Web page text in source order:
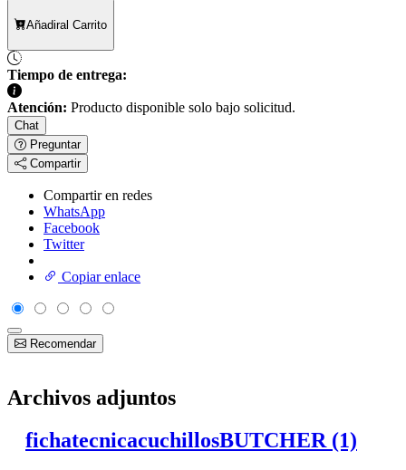
Añadiral Carrito
Tiempo de entrega:
Atención: Producto disponible solo bajo solicitud.
Chat
Preguntar
Compartir
Compartir en redes
WhatsApp
Facebook
Twitter
Copiar enlace
Recomendar
Archivos adjuntos
fichatecnicacuchillosBUTCHER (1)